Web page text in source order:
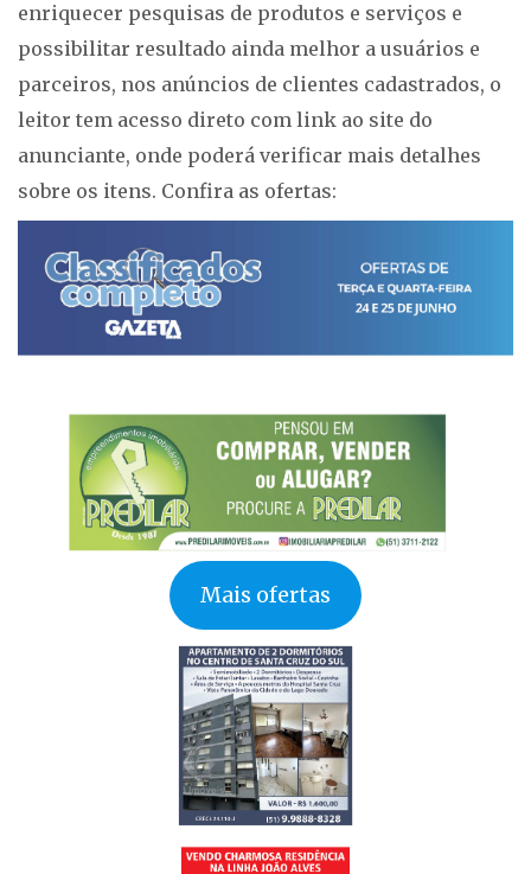
enriquecer pesquisas de produtos e serviços e
possibilitar resultado ainda melhor a usuários e
parceiros, nos anúncios de clientes cadastrados, o
leitor tem acesso direto com link ao site do
anunciante, onde poderá verificar mais detalhes
sobre os itens. Confira as ofertas:
Mais ofertas